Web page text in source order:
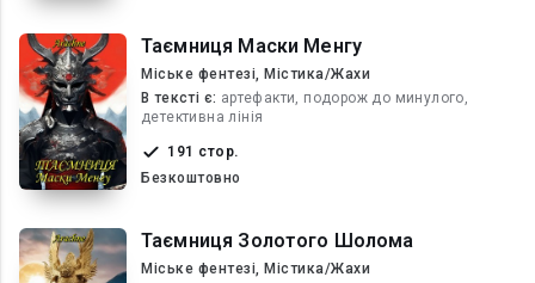
Таємниця Маски Менгу
Міське фентезі, Містика/Жахи
В текcті є: артефакти, подорож до минулого,
детективна лінія
191 стор.
Безкоштовно
Таємниця Золотого Шолома
Міське фентезі, Містика/Жахи